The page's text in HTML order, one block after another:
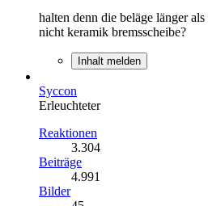
halten denn die beläge länger
nicht keramik bremsscheibe?
Inhalt melden
Syccon
Erleuchteter
Reaktionen
3.304
Beiträge
4.991
Bilder